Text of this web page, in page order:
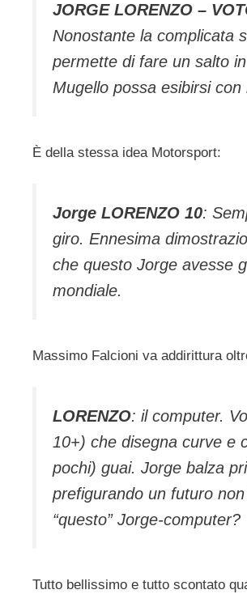
JORGE LORENZO –
Nonostante la complicata
permette di fare un salto
Mugello possa esibirsi
È della stessa idea Motorsport:
Jorge LORENZO 10:
giro. Ennesima
che questo Jorge avesse
mondiale.
Massimo Falcioni va addirittura
LORENZO: il computer.
10+) che disegna curve e
pochi) guai. Jorge balza
prefigurando un futuro
“questo” Jorge-computer?
Tutto bellissimo e tutto scontato